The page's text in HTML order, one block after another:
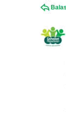
Balas